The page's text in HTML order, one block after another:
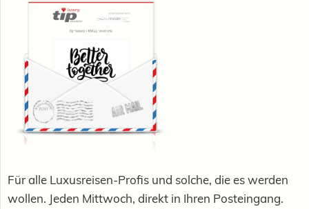
Für alle Luxusreisen-Profis und solche, die es werden
wollen. Jeden Mittwoch, direkt in Ihren Posteingang.